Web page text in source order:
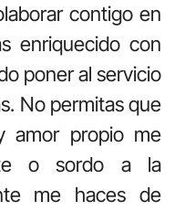
contigo en
enriquecido con
poner al servicio
No permitas que
amor propio me
o sordo a la
me haces de